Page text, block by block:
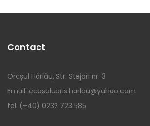
Contact
Orașul Hârlău, Str. Stejari nr. 3
Email: ecosalubris.harlau@yahoo.com
tel: (+40) 0232 723 585